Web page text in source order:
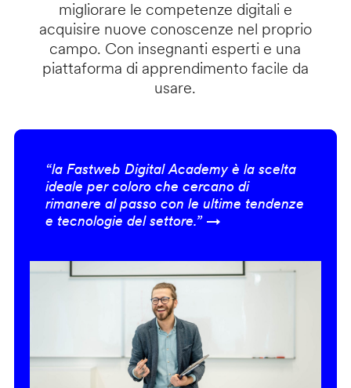
migliorare le competenze digitali e
acquisire nuove conoscenze nel proprio
campo. Con insegnanti esperti e una
piattaforma di apprendimento facile da
usare.
“la Fastweb Digital Academy è la scelta
ideale per coloro che cercano di
rimanere al passo con le ultime tendenze
e tecnologie del settore.” →